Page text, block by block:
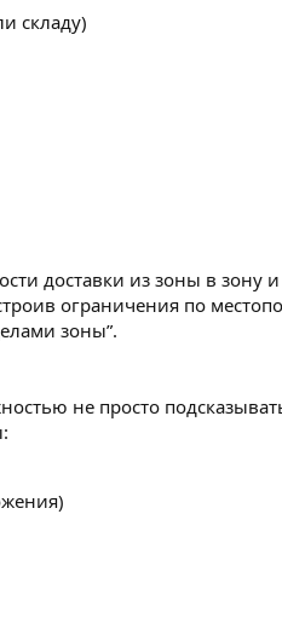
складу)
доставки из зоны в зону
ограничения по
зоны”.
не просто